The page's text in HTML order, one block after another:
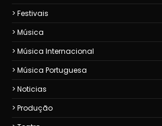
Festivais
Música
Música Internacional
Música Portuguesa
Noticias
Produção